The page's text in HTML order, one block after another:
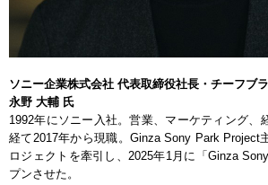
ソニー企業株式会社 代表取締役社長・チーフブ
永野 大輔 氏
1992年にソニー入社。営業、マーケティング、
経て2017年から現職。Ginza Sony Park Project
ロジェクトを牽引し、2025年1月に「Ginza
プンさせた。